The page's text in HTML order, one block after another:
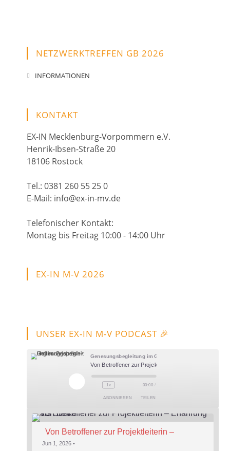
NETZWERKTREFFEN GB 2026
INFORMATIONEN
KONTAKT
EX-IN Mecklenburg-Vorpommern e.V.
Henrik-Ibsen-Straße 20
18106 Rostock
Tel.: 0381 260 55 25 0
E-Mail: info@ex-in-mv.de
Telefonischer Kontakt:
Montag bis Freitag 10:00 - 14:00 Uhr
EX-IN M-V 2026
UNSER EX-IN M-V PODCAST 🎉
Episode
1x 00:00 /
ABONNIEREN TEILEN
Von Betroffener zur Projektleiterin –
Erfahrung als Stärke
Jun 1, 2026 •